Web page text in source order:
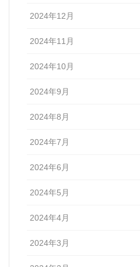
2024年12月
2024年11月
2024年10月
2024年9月
2024年8月
2024年7月
2024年6月
2024年5月
2024年4月
2024年3月